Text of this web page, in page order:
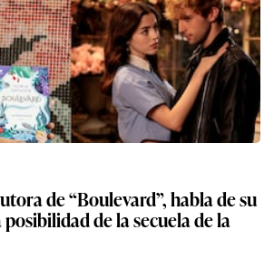
de “Boulevard”, habla de su
de la secuela de la